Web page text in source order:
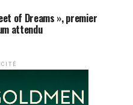
of Dreams », premier
attendu